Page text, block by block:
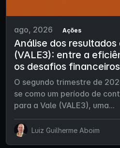
ago, 2026 Ações
Análise dos resultados
(VALE3): entre a
os desafios financeiros
O segundo trimestre de
se como um período de
para a Vale (VALE3), uma...
Luiz Guilherme Aboim